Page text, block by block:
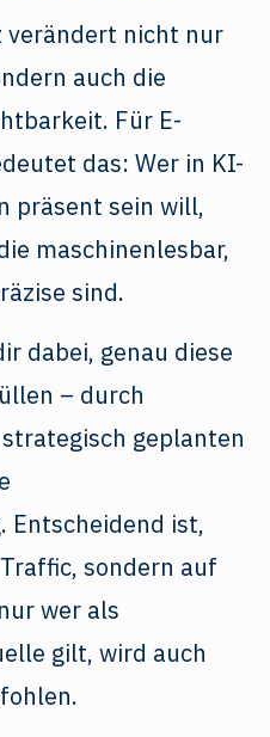
nicht nur
auch die
Für E-
das: Wer in KI-
präsent sein will,
maschinenlesbar,
sind.
dabei, genau diese
– durch
geplanten
Entscheidend ist,
sondern auf
wer als
gilt, wird auch